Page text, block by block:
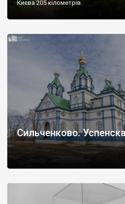
Києва 205 кілометрів.
Сильченково.